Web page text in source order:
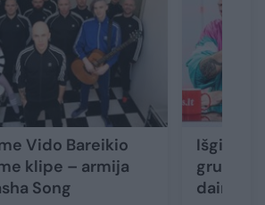
Vido Bareikio
klipe – armija
Song
grupė
dainą